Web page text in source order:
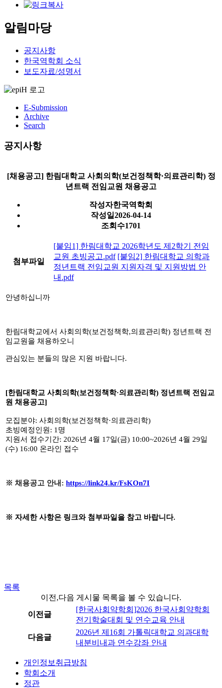
알림마당
공지사항
한국역학회 소식
보도자료/성명서
E-Submission
Archive
Search
공지사항
[채용공고] 한림대학교 사회의학(보건정책학·의료관리학) 정
년트랙 전임교원 채용공고
작성자한국역학회
작성일2026-04-14
조회수1701
첨부파일
[붙임1] 한림대학교 2026학년도 제2학기 전임
교원 초빙공고.pdf [붙임2] 한림대학교 의학과
정년트랙 전임교원 지원자격 및 지원방법 안
내.pdf
안녕하십니까
한림대학교에서 사회의학(보건정책학,의료관리학) 정년트랙 전
임교원을 채용하오니
관심있는 분들의 많은 지원 바랍니다.
[한림대학교 사회의학(보건정책학·의료관리학) 정년트랙 전임교
원 채용공고]
모집분야: 사회의학(보건정책학·의료관리학)
초빙예정인원: 1명
지원서 접수기간: 2026년 4월 17일(금) 10:00~2026년 4월 29일
(수) 16:00 온라인 접수
※ 채용공고 안내: https://link24.kr/FsKOn7I
※ 자세한 사항은 링크와 첨부파일을 참고 바랍니다.
목록
이전,다음 게시물 목록을 볼 수 있습니다.
이전글
[한국사회약학회]2026 한국사회약학회
전기학술대회 및 연수교육 안내
다음글
2026년 제16회 가톨릭대학교 의과대학
내분비내과 연수강좌 안내
개인정보취급방침
학회소개
정관